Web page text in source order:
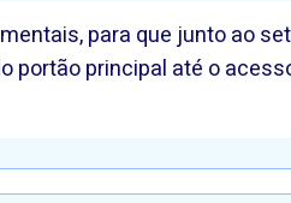
para que junto ao
principal até o